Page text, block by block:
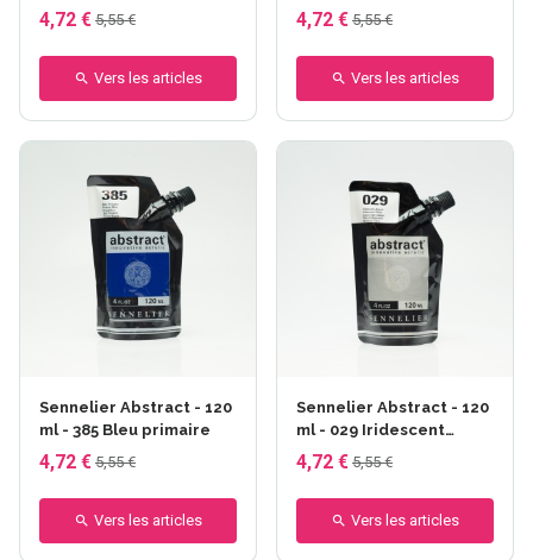
4,72 € 5,55 €
Vers les articles
4,72 € 5,55 €
Vers les articles
Sennelier Abstract - 120
ml - 385 Bleu primaire
4,72 € 5,55 €
Vers les articles
Sennelier Abstract - 120
ml - 029 Iridescent
argent
4,72 € 5,55 €
Vers les articles